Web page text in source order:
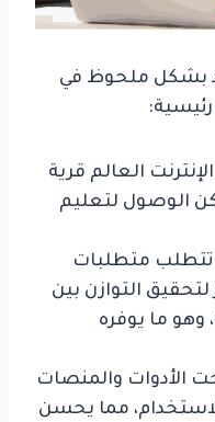
بشكل ملحوظ في
العالم قرية
الوصول لتعليم
تتطلب متطلبات
لتحقيق التوازن بين
وهو ما يوفره
الأدوات والمنصات
مما يحسن